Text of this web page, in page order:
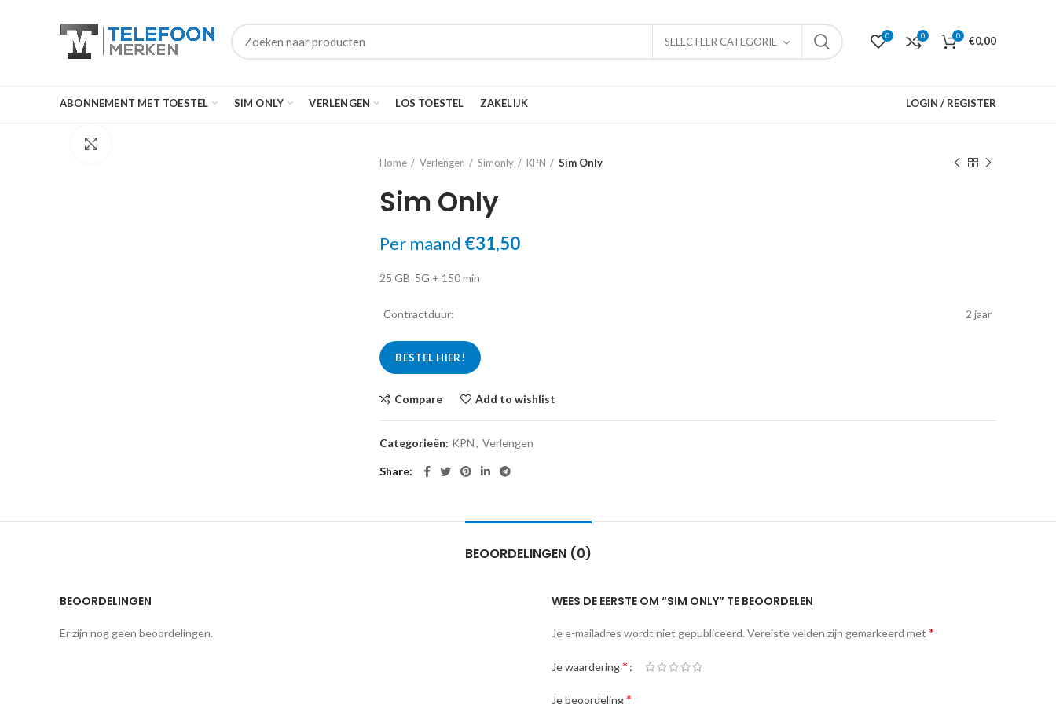
SELECTEER CATEGORIE 0 0 0 €0,00
ABONNEMENT MET TOESTEL SIM ONLY VERLENGEN LOS TOESTEL ZAKELIJK LOGIN / REGISTER
Home
Verlengen Simonly KPN Sim Only
Sim Only
Per maand €31,50
25 GB 5G + 150 min
Contractduur: 2 jaar
BESTEL HIER!
Compare Add to wishlist
Categorieën: KPN, Verlengen
Share
BEOORDELINGEN (0)
BEOORDELINGEN
Er zijn nog geen beoordelingen.
WEES DE EERSTE OM “SIM ONLY” TE BEOORDELEN
Je e-mailadres wordt niet gepubliceerd. Vereiste velden zijn gemarkeerd met *
Je waardering*
Je beoordeling*